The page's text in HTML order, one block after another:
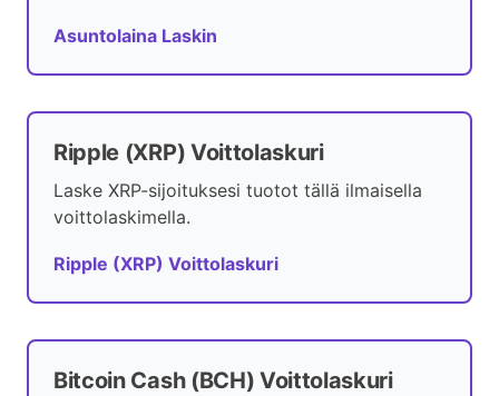
Asuntolaina Laskin
Ripple (XRP) Voittolaskuri
Laske XRP-sijoituksesi tuotot tällä ilmaisella
voittolaskimella.
Ripple (XRP) Voittolaskuri
Bitcoin Cash (BCH) Voittolaskuri